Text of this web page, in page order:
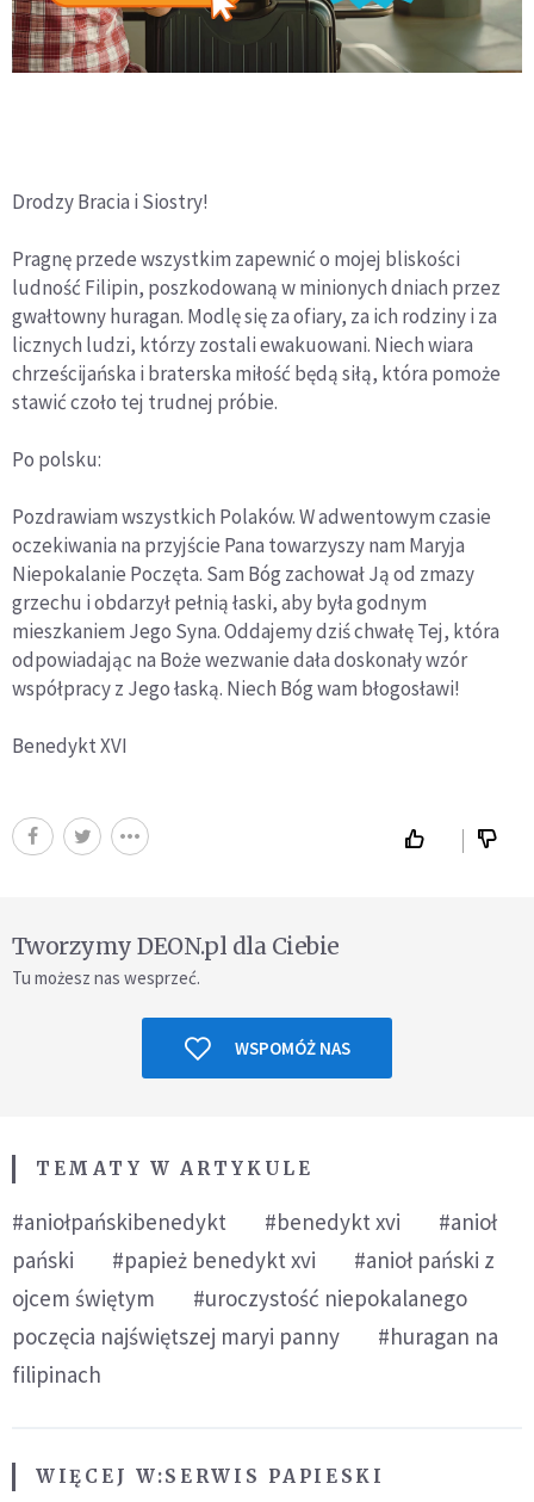
Drodzy Bracia i Siostry!
Pragnę przede wszystkim zapewnić o mojej bliskości
ludność Filipin, poszkodowaną w minionych dniach przez
gwałtowny huragan. Modlę się za ofiary, za ich rodziny i za
licznych ludzi, którzy zostali ewakuowani. Niech wiara
chrześcijańska i braterska miłość będą siłą, która pomoże
stawić czoło tej trudnej próbie.
Po polsku:
Pozdrawiam wszystkich Polaków. W adwentowym czasie
oczekiwania na przyjście Pana towarzyszy nam Maryja
Niepokalanie Poczęta. Sam Bóg zachował Ją od zmazy
grzechu i obdarzył pełnią łaski, aby była godnym
mieszkaniem Jego Syna. Oddajemy dziś chwałę Tej, która
odpowiadając na Boże wezwanie dała doskonały wzór
współpracy z Jego łaską. Niech Bóg wam błogosławi!
Benedykt XVI
Tworzymy DEON.pl dla Ciebie
Tu możesz nas wesprzeć.
WSPOMÓŻ NAS
TEMATY W ARTYKULE
#aniołpańskibenedykt #benedykt xvi
#anioł
pański
#papież benedykt xvi
#anioł pański z
ojcem świętym
#uroczystość niepokalanego
poczęcia najświętszej maryi panny
#huragan na
filipinach
WIĘCEJ W:SERWIS PAPIESKI